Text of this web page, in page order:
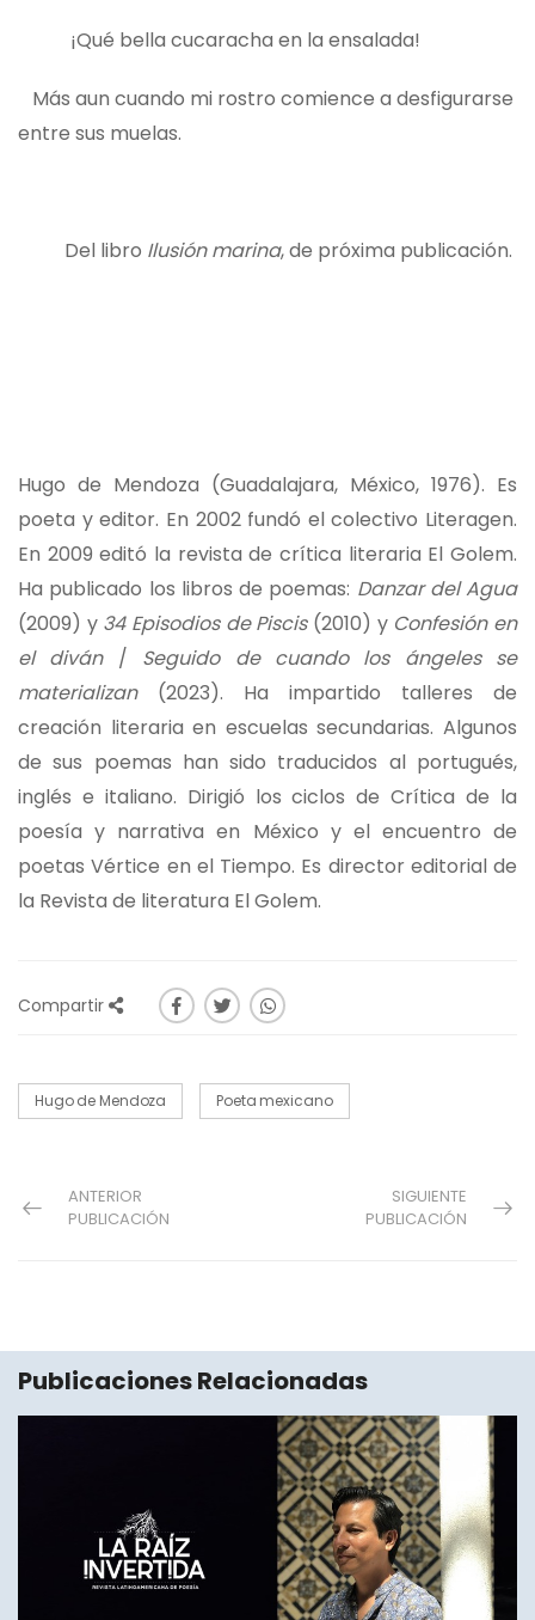
¡Qué bella cucaracha en la ensalada!
Más aun cuando mi rostro comience a desfigurarse
entre sus muelas.
Del libro Ilusión marina, de próxima publicación.
Hugo de Mendoza (Guadalajara, México, 1976). Es
poeta y editor. En 2002 fundó el colectivo Literagen.
En 2009 editó la revista de crítica literaria El Golem.
Ha publicado los libros de poemas: Danzar del Agua
(2009) y 34 Episodios de Piscis(2010) y Confesión en
el diván/ Seguido de cuando los ángeles se
materializan(2023). Ha impartido talleres de
creación literaria en escuelas secundarias. Algunos
de sus poemas han sido traducidos al portugués,
inglés e italiano. Dirigió los ciclos de Crítica de la
poesía y narrativa en México y el encuentro de
poetas Vértice en el Tiempo. Es director editorial de
la Revista de literatura El Golem.
Compartir
Hugo de Mendoza Poeta mexicano
ANTERIOR
PUBLICACIÓN
SIGUIENTE
PUBLICACIÓN
Publicaciones Relacionadas